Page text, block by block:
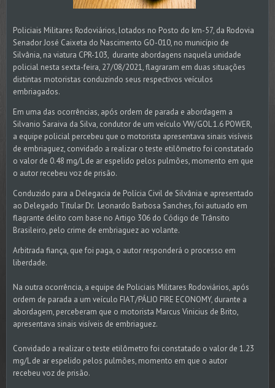
Policiais Militares Rodoviários, lotados no Posto do km-57, da Rodovia
Senador José Caixeta do Nascimento GO-010, no município de
Silvânia, na viatura CPR-103, durante abordagens naquela unidade
policial nesta sexta-feira, 27/08/2021, flagraram em duas situações
distintas motoristas conduzindo seus respectivos veículos
embriagados.
Em uma das ocorrências, após ordem de parada e abordagem a
Silvanio Saraiva da Silva, condutor de um veículo VW/GOL 1.6 POWER,
a equipe policial percebeu que o motorista apresentava sinais visíveis
de embriaguez, convidado a realizar o teste etilômetro foi constatado
o valor de 0.48 mg/L de ar espelido pelos pulmões, momento em que
o autor recebeu voz de prisão.
Conduzido para a Delegacia de Polícia Civil de Silvânia e apresentado
ao Delegado Titular Dr. Leonardo Barbosa Sanches, foi autuado em
flagrante delito com base no Artigo 306 do Código de Trânsito
Brasileiro, pelo crime de embriaguez ao volante.
Arbitrada fiança, que foi paga, o autor responderá o processo em
liberdade.
Na outra ocorrência, a equipe de Policiais Militares Rodoviários, após
ordem de parada a um veículo FIAT/PÁLIO FIRE ECONOMY, durante a
abordagem, perceberam que o motorista Marcus Vinicius de Brito,
apresentava sinais visíveis de embriaguez.
Convidado a realizar o teste etilômetro foi constatado o valor de 1.23
mg/L de ar espelido pelos pulmões, momento em que o autor
recebeu voz de prisão.